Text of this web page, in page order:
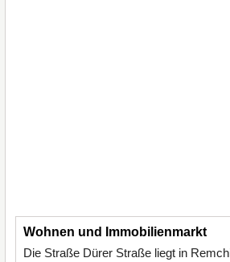
Wohnen und Immobilienmarkt
Die Straße Dürer Straße liegt in